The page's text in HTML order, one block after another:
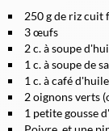
250 g de riz cuit
3 œufs
2 c. à soupe
1 c. à soupe de
1 c. à café
2 oignons verts
1 petite gousse